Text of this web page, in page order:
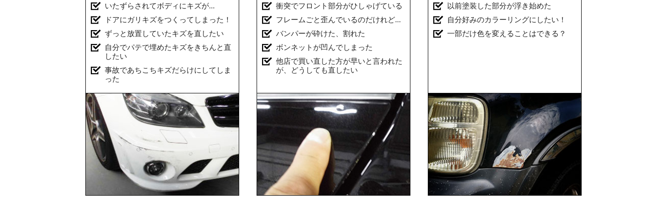
いたずらされてボディにキズが…
ドアにガリキズをつくってしまった！
ずっと放置していたキズを直したい
自分でパテで埋めたキズをきちんと直
したい
事故であちこちキズだらけにしてしま
った
衝突でフロント部分がひしゃげている
フレームごと歪んでいるのだけれど…
バンパーが砕けた、割れた
ボンネットが凹んでしまった
他店で買い直した方が早いと言われた
が、どうしても直したい
以前塗装した部分が浮き始めた
自分好みのカラーリングにしたい！
一部だけ色を変えることはできる？